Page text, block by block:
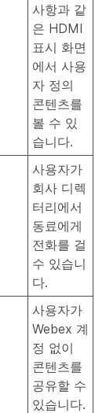
사항과 같
은 HDMI
표시 화면
에서 사용
자 정의
콘텐츠를
볼 수 있
습니다.
사용자가
회사 디렉
터리에서
동료에게
전화를 걸
수 있습니
다.
사용자가
Webex 계
정 없이
콘텐츠를
공유할 수
있습니다.